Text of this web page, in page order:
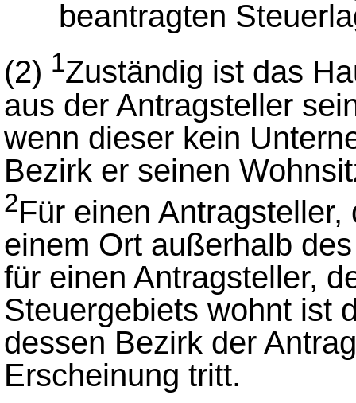
beantragten
(2) 1Zuständig ist das
aus der Antragsteller
wenn dieser kein
Bezirk er seinen
2Für einen
einem Ort außerhalb
für einen Antragsteller,
Steuergebiets wohnt ist
dessen Bezirk der
Erscheinung tritt.